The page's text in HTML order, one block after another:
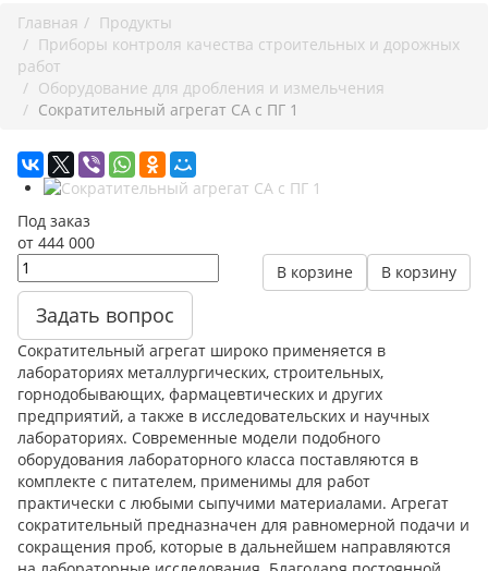
Главная
Продукты
Приборы контроля качества строительных и дорожных
работ
Оборудование для дробления и измельчения
Сократительный агрегат СА с ПГ 1
Под заказ
от 444 000
В корзину
В корзине
Задать вопрос
Сократительный агрегат широко применяется в
лабораториях металлургических, строительных,
горнодобывающих, фармацевтических и других
предприятий, а также в исследовательских и научных
лабораториях. Современные модели подобного
оборудования лабораторного класса поставляются в
комплекте с питателем, применимы для работ
практически с любыми сыпучими материалами. Агрегат
сократительный предназначен для равномерной подачи и
сокращения проб, которые в дальнейшем направляются